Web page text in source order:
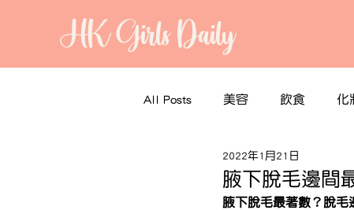
HK Girls Daily
All Posts 美容 飲食 化
腋下脫毛邊間
2022年1月21日
腋下脫毛最著數？脫毛